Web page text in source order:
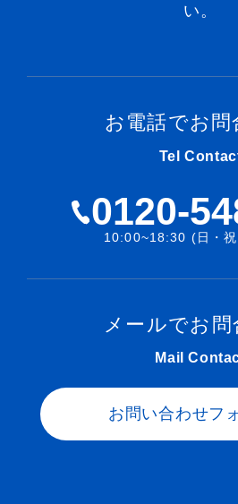
い。
お電話でお問
Tel
0120-
10:00~18:30 (日・祝
メールでお問
Mail
お問い合わせフ